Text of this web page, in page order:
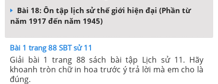
Bài 18: Ôn tập lịch sử thế giới hiện đại (Phần từ
năm 1917 đến năm 1945)
Bài 1 trang 88 SBT sử 11
Giải bài 1 trang 88 sách bài tập Lịch sử 11. Hãy
khoanh tròn chữ in hoa trước ý trả lời mà em cho là
đúng.